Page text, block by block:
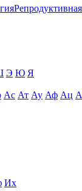
Э Ю Я
Ас Ат Ау Аф Ац
Их